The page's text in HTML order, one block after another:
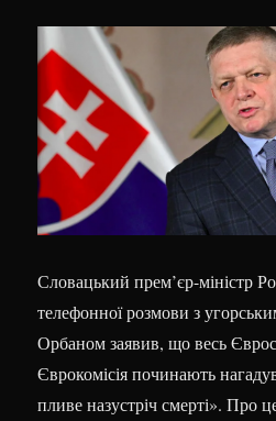
Словацький прем’єр-міністр
телефонної розмови з
Орбаном заявив, що весь
Єврокомісія починають
пливе назустріч смерті». Про